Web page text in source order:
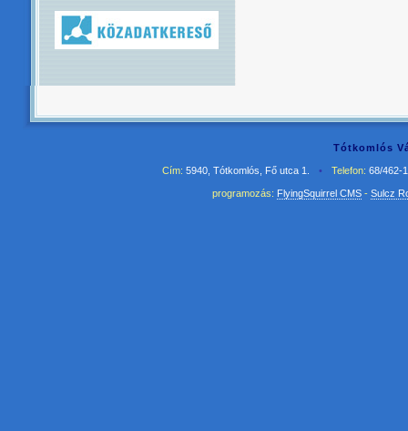
Tótkomlós
Cím: 5940, Tótkomlós, Fő utca 1. • Telefon: 68/462-
programozás: FlyingSquirrel CMS- Sulcz